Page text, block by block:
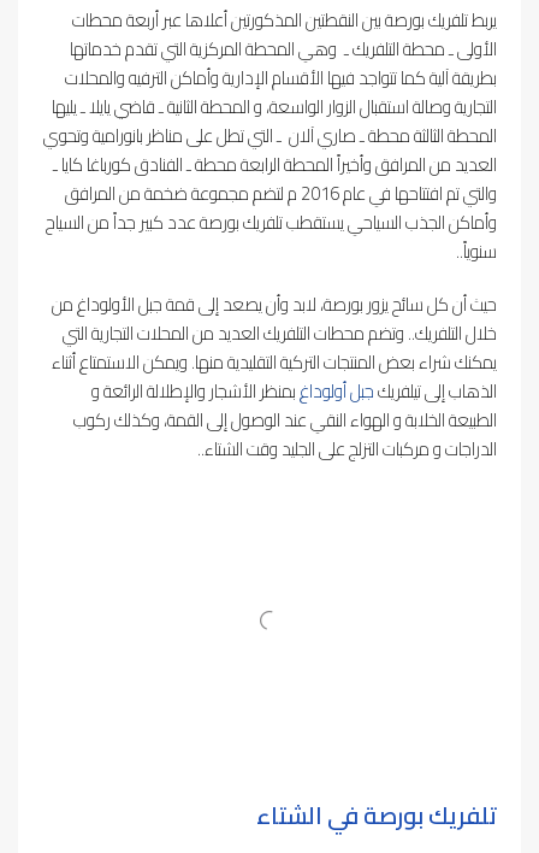
يربط تلفريك بورصة بين النقطتين المذكورتين أعلاها عبر أربعة محطات
الأولى ـ محطة التلفريك ـ وهي المحطة المركزية التي تقدم خدماتها
بطريقة آلية كما تتواجد فيها الأقسام الإدارية وأماكن الترفيه والمحلات
التجارية وصالة استقبال الزوار الواسعة، و المحطة الثانية ـ قاضي يايلا ـ يليها
المحطة الثالثة محطة ـ صاري آلان ـ التي تطل على مناظر بانورامية وتحوي
العديد من المرافق وأخيراً المحطة الرابعة محطة ـ الفنادق كورباغا كايا ـ
والتي تم افتتاحها في عام 2016 م لتضم مجموعة ضخمة من المرافق
وأماكن الجذب السياحي يستقطب تلفريك بورصة عدد كبير جداً من السياح
سنوياً..
حيث أن كل سائح يزور بورصة، لابد وأن يصعد إلى قمة جبل الأولوداغ من
خلال التلفريك.. وتضم محطات التلفريك العديد من المحلات التجارية التي
يمكنك شراء بعض المنتجات التركية التقليدية منها. ويمكن الاستمتاع أثناء
الذهاب إلى تيلفريكجبل أولوداغبمنظر الأشجار والإطلالة الرائعة و
الطبيعة الخلابة و الهواء النقي عند الوصول إلى القمة، وكذلك ركوب
الدراجات و مركبات التزلج على الجليد وقت الشتاء..
تلفريك بورصة في الشتاء